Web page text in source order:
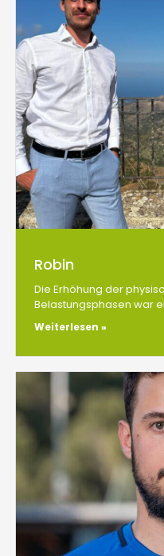
Robin
Die Erhöhung der
Belastungsphasen war
Weiterlesen »